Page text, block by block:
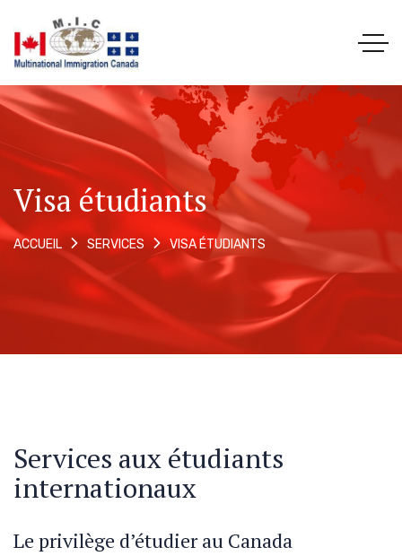
Visa étudiants
ACCUEIL SERVICES VISA ÉTUDIANTS
Services aux étudiants
internationaux
Le privilège d’étudier au Canada